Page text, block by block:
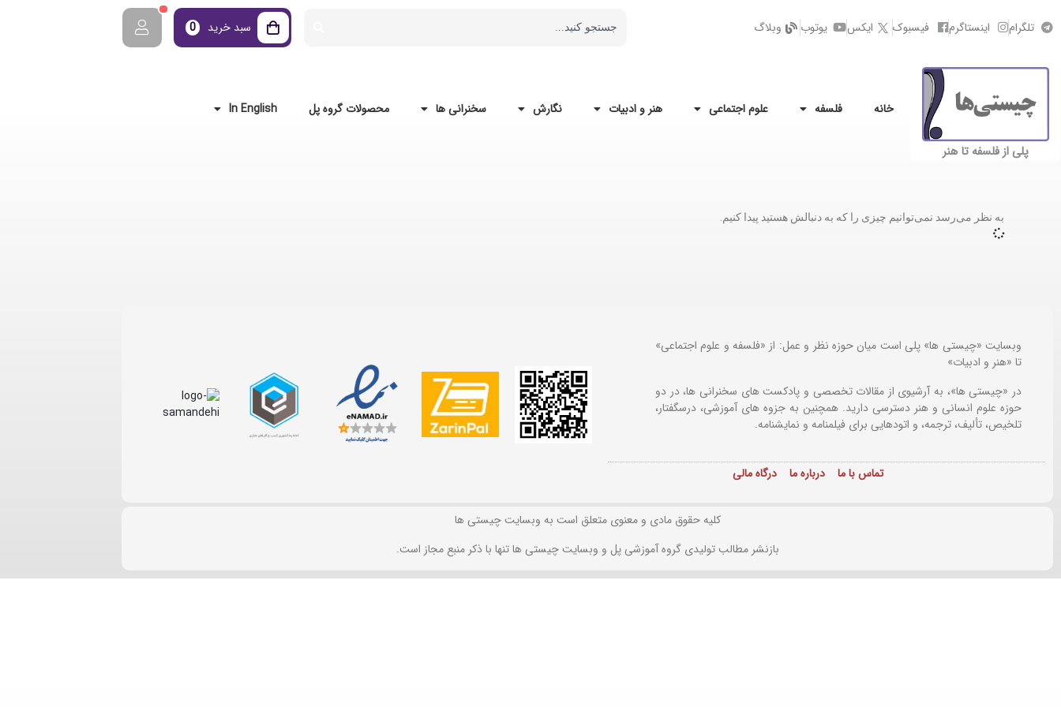
تلگرام اینستاگرم فیسبوک ایکس یوتوب وبلاگ سبد خرید 0
پلی از فلسفه تا هنر
خانه فلسفه علوم اجتماعی هنر و ادبیات نگارش سخنرانی ها محصولات گروه پل In English
به نظر می‌رسد نمی‌توانیم چیزی را که به دنبالش هستید پیدا کنیم.
وبسایت «چیستی ها» پلی است میان حوزه نظر و عمل: از «فلسفه و علوم اجتماعی»
تا «هنر و ادبیات»
در «چیستی ها»، به آرشیوی از مقالات تخصصی و پادکست های سخنرانی ها، در دو
حوزه علوم انسانی و هنر دسترسی دارید. همچنین به جزوه های آموزشی، درسگفتار،
تلخیص، تألیف، ترجمه، و اتودهایی برای فیلمنامه و نمایشنامه.
تماس با ما درباره ما درگاه مالی
کلیه حقوق مادی و معنوی متعلق است به وبسایت چیستی ها
بازنشر مطالب تولیدی گروه آموزشی پل و وبسایت چیستی ها تنها با ذکر منبع مجاز است.